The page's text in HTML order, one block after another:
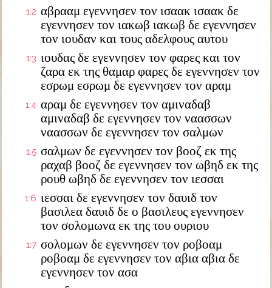
1:2 αβρααμ εγεννησεν τον ισαακ ισαακ δε
εγεννησεν τον ιακωβ ιακωβ δε εγεννησεν
τον ιουδαν και τους αδελφους αυτου
1:3 ιουδας δε εγεννησεν τον φαρες και τον
ζαρα εκ της θαμαρ φαρες δε εγεννησεν τον
εσρωμ εσρωμ δε εγεννησεν τον αραμ
1:4 αραμ δε εγεννησεν τον αμιναδαβ
αμιναδαβ δε εγεννησεν τον ναασσων
ναασσων δε εγεννησεν τον σαλμων
1:5 σαλμων δε εγεννησεν τον βοοζ εκ της
ραχαβ βοοζ δε εγεννησεν τον ωβηδ εκ της
ρουθ ωβηδ δε εγεννησεν τον ιεσσαι
1:6 ιεσσαι δε εγεννησεν τον δαυιδ τον
βασιλεα δαυιδ δε ο βασιλευς εγεννησεν
τον σολομωνα εκ της του ουριου
1:7 σολομων δε εγεννησεν τον ροβοαμ
ροβοαμ δε εγεννησεν τον αβια αβια δε
εγεννησεν τον ασα